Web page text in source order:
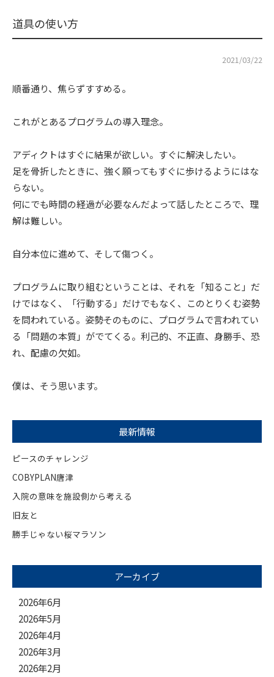
道具の使い方
2021/03/22
順番通り、焦らずすすめる。
これがとあるプログラムの導入理念。
アディクトはすぐに結果が欲しい。すぐに解決したい。
足を骨折したときに、強く願ってもすぐに歩けるようにはな
らない。
何にでも時間の経過が必要なんだよって話したところで、理
解は難しい。
自分本位に進めて、そして傷つく。
プログラムに取り組むということは、それを「知ること」だ
けではなく、「行動する」だけでもなく、このとりくむ姿勢
を問われている。姿勢そのものに、プログラムで言われてい
る「問題の本質」がでてくる。利己的、不正直、身勝手、恐
れ、配慮の欠如。
僕は、そう思います。
最新情報
ピースのチャレンジ
COBYPLAN唐津
入院の意味を施設側から考える
旧友と
勝手じゃない桜マラソン
アーカイブ
2026年6月
2026年5月
2026年4月
2026年3月
2026年2月